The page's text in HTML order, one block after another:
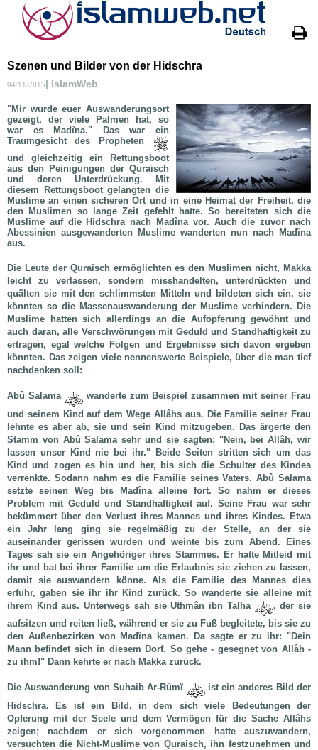
Szenen und Bilder von der Hidschra
04/11/2015| IslamWeb
"Mir wurde euer Auswanderungsort
gezeigt, der viele Palmen hat, so
war es Madîna." Das war ein
Traumgesicht des Propheten
und gleichzeitig ein Rettungsboot
aus den Peinigungen der Quraisch
und deren Unterdrückung. Mit
diesem Rettungsboot gelangten die
Muslime an einen sicheren Ort und in eine Heimat der Freiheit, die
den Muslimen so lange Zeit gefehlt hatte. So bereiteten sich die
Muslime auf die Hidschra nach Madîna vor. Auch die zuvor nach
Abessinien ausgewanderten Muslime wanderten nun nach Madîna
aus.
Die Leute der Quraisch ermöglichten es den Muslimen nicht, Makka
leicht zu verlassen, sondern misshandelten, unterdrückten und
quälten sie mit den schlimmsten Mitteln und bildeten sich ein, sie
könnten so die Massenauswanderung der Muslime verhindern. Die
Muslime hatten sich allerdings an die Aufopferung gewöhnt und
auch daran, alle Verschwörungen mit Geduld und Standhaftigkeit zu
ertragen, egal welche Folgen und Ergebnisse sich davon ergeben
könnten. Das zeigen viele nennenswerte Beispiele, über die man tief
nachdenken soll:
Abû Salama
wanderte zum Beispiel zusammen mit seiner Frau
und seinem Kind auf dem Wege Allâhs aus. Die Familie seiner Frau
lehnte es aber ab, sie und sein Kind mitzugeben. Das ärgerte den
Stamm von Abû Salama sehr und sie sagten: "Nein, bei Allâh, wir
lassen unser Kind nie bei ihr." Beide Seiten stritten sich um das
Kind und zogen es hin und her, bis sich die Schulter des Kindes
verrenkte. Sodann nahm es die Familie seines Vaters. Abû Salama
setzte seinen Weg bis Madîna alleine fort. So nahm er dieses
Problem mit Geduld und Standhaftigkeit auf. Seine Frau war sehr
bekümmert über den Verlust ihres Mannes und ihres Kindes. Etwa
ein Jahr lang ging sie regelmäßig zu der Stelle, an der sie
auseinander gerissen wurden und weinte bis zum Abend. Eines
Tages sah sie ein Angehöriger ihres Stammes. Er hatte Mitleid mit
ihr und bat bei ihrer Familie um die Erlaubnis sie ziehen zu lassen,
damit sie auswandern könne. Als die Familie des Mannes dies
erfuhr, gaben sie ihr ihr Kind zurück. So wanderte sie alleine mit
ihrem Kind aus. Unterwegs sah sie Uthmân ibn Talha
, der sie
aufsitzen und reiten ließ, während er sie zu Fuß begleitete, bis sie zu
den Außenbezirken von Madîna kamen. Da sagte er zu ihr: "Dein
Mann befindet sich in diesem Dorf. So gehe - gesegnet von Allâh -
zu ihm!" Dann kehrte er nach Makka zurück.
Die Auswanderung von Suhaib Ar-Rûmî
ist ein anderes Bild der
Hidschra. Es ist ein Bild, in dem sich viele Bedeutungen der
Opferung mit der Seele und dem Vermögen für die Sache Allâhs
zeigen; nachdem er sich vorgenommen hatte auszuwandern,
versuchten die Nicht-Muslime von Quraisch, ihn festzunehmen und